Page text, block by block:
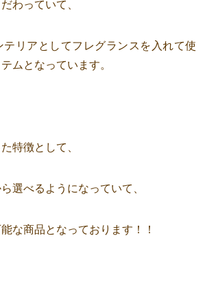
わっていて、
リアとしてフレグランスを入れて使
ムとなっています。
特徴として、
選べるようになっていて、
な商品となっております！！